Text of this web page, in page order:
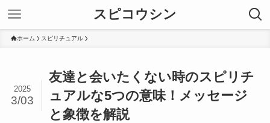
スピコウシン
ホーム スピリチュアル
友達と会いたくない時のスピリチ
ュアルな5つの意味！メッセージ
と象徴を解説
2025
3/03